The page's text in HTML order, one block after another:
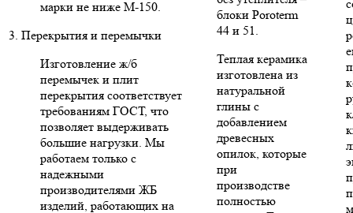
марки не ниже М-150.
3. Перекрытия и перемычки
Изготовление ж/б
перемычек и плит
перекрытия соответствует
требованиям ГОСТ, что
позволяет выдерживать
большие нагрузки. Мы
работаем только с
надежными
производителями ЖБ
изделий, работающих на
блоки Poroterm
44 и 51.
Теплая керамика
изготовлена из
натуральной
глины с
добавлением
древесных
опилок, которые
при
производстве
полностью